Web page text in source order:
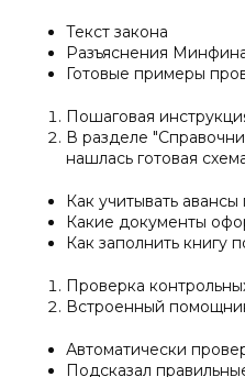
Текст закона
Разъяснения
Готовые примеры
Пошаговая
В разделе
нашлась готовая
Как учитывать
Какие документы
Как заполнить книгу
Проверка
Встроенный
Автоматически
Подсказал